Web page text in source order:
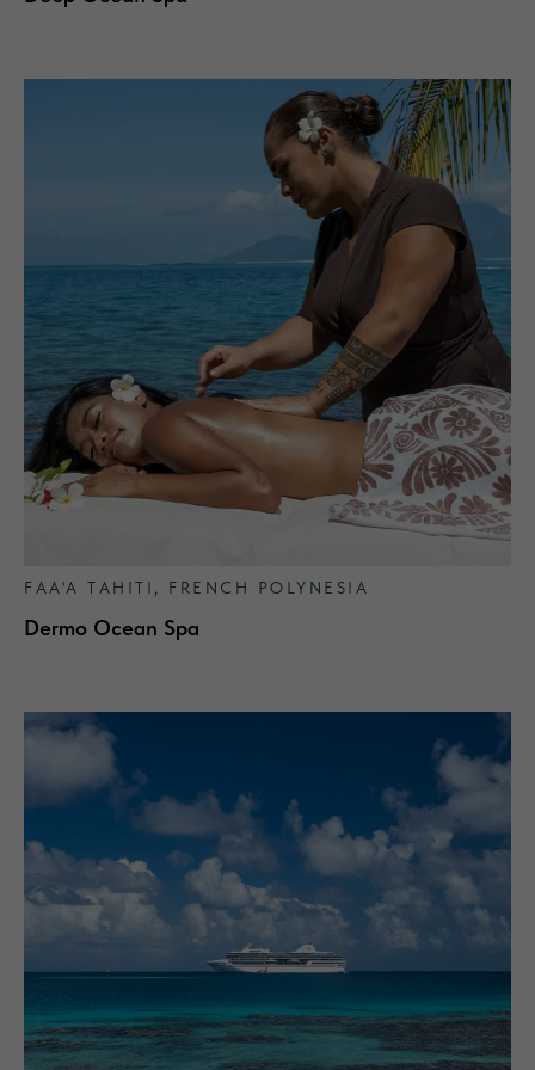
FAA'A TAHITI, FRENCH POLYNESIA
Dermo Ocean Spa
С 1962 года бренд разрабатывает профессиональную
косметику на основе морских водорослей и принципов
талассотерапии. Натуральные формулы, клинически
обеспечивают видимый результат и гармонию кожи.
ALGOTHERM -
ПРОФЕССИОНАЛЬНАЯ
МОРСКАЯ КОСМЕЦЕВТИКА ИЗ
ФРАНЦИИ